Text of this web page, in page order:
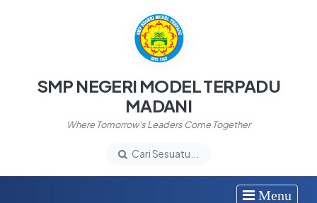
SMP NEGERI MODEL TERPADU
MADANI
Where Tomorrow's Leaders Come Together
Cari Sesuatu...
Menu